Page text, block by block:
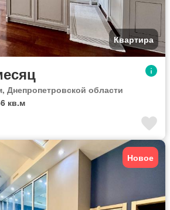
Квартира
Днепропетровской области
кв.м
Новое